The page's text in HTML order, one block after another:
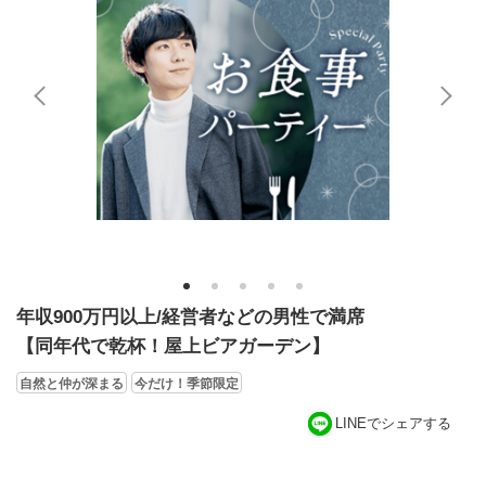
1 2 3 4 5
年収900万円以上/経営者などの男性で満席
【同年代で乾杯！屋上ビアガーデン】
自然と仲が深まる 今だけ！季節限定
LINEでシェアする